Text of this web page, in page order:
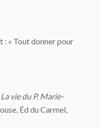
« Tout donner pour
La vie du P. Marie-
Éd du Carmel,